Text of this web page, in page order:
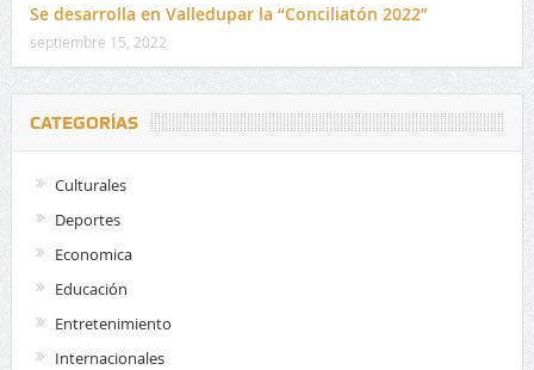
Se desarrolla en Valledupar la “Conciliatón 2022”
septiembre 15, 2022
CATEGORÍAS
Culturales
Deportes
Economica
Educación
Entretenimiento
Internacionales